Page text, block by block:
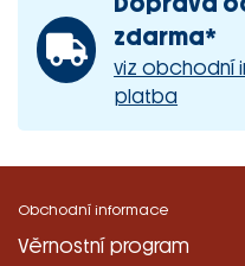
zdarma*
viz obchodní
platba
Obchodní informace
Věrnostní program